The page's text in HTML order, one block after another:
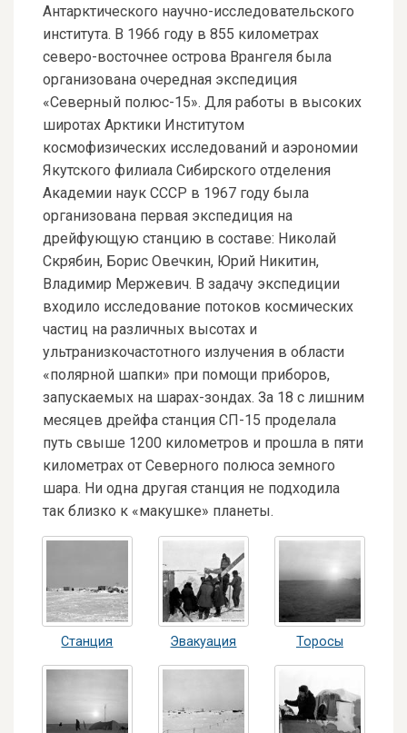
Антарктического научно-исследовательского
института. В 1966 году в 855 километрах
северо-восточнее острова Врангеля была
организована очередная экспедиция
«Северный полюс-15». Для работы в высоких
широтах Арктики Институтом
космофизических исследований и аэрономии
Якутского филиала Сибирского отделения
Академии наук СССР в 1967 году была
организована первая экспедиция на
дрейфующую станцию в составе: Николай
Скрябин, Борис Овечкин, Юрий Никитин,
Владимир Мержевич. В задачу экспедиции
входило исследование потоков космических
частиц на различных высотах и
ультранизкочастотного излучения в области
«полярной шапки» при помощи приборов,
запускаемых на шарах-зондах. За 18 с лишним
месяцев дрейфа станция СП-15 проделала
путь свыше 1200 километров и прошла в пяти
километрах от Северного полюса земного
шара. Ни одна другая станция не подходила
так близко к «макушке» планеты.
Станция Эвакуация Торосы